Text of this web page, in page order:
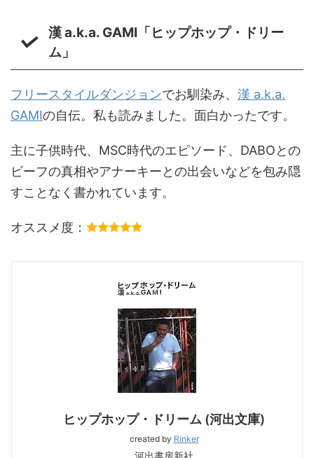
漢 a.k.a. GAMI「ヒップホップ・ドリー
ム」
フリースタイルダンジョンでお馴染み、 漢 a.k.a.
GAMIの自伝。私も読みました。面白かったです。
主に子供時代、MSC時代のエピソード、DABOとの
ビーフの真相やアナーキーとの出会いなどを包み隠
すことなく書かれています。
オススメ度：
ヒップホップ・ドリーム (河出文庫)
created by Rinker
河出書房新社